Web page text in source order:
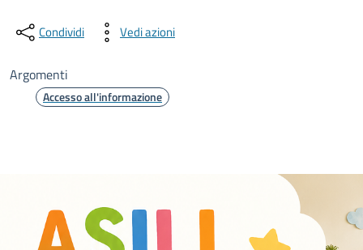
Condividi Vedi azioni
Argomenti
Accesso all'informazione